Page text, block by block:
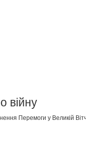
війну
Перемоги у Великій